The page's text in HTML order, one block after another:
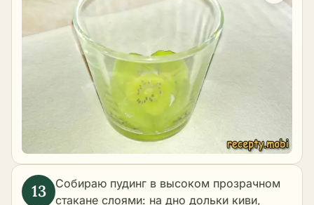
Собираю пудинг в высоком прозрачном
стакане слоями: на дно дольки киви,